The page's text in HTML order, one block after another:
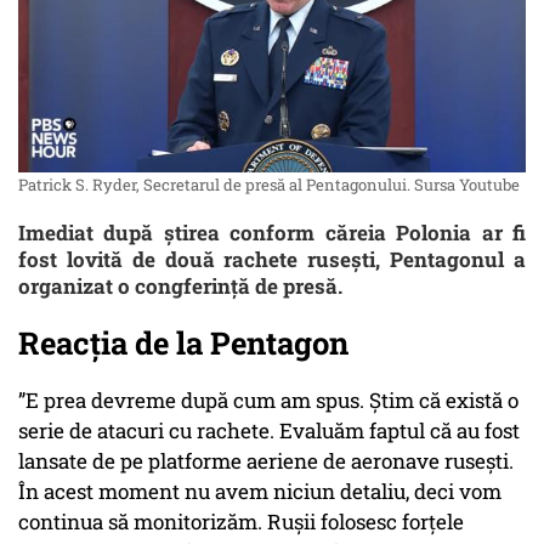
Patrick S. Ryder, Secretarul de presă al Pentagonului. Sursa Youtube
Imediat după știrea conform căreia Polonia ar fi
fost lovită de două rachete rusești, Pentagonul a
organizat o congferință de presă.
Reacția de la Pentagon
”E prea devreme după cum am spus. Știm că există o
serie de atacuri cu rachete. Evaluăm faptul că au fost
lansate de pe platforme aeriene de aeronave rusești.
În acest moment nu avem niciun detaliu, deci vom
continua să monitorizăm. Rușii folosesc forțele